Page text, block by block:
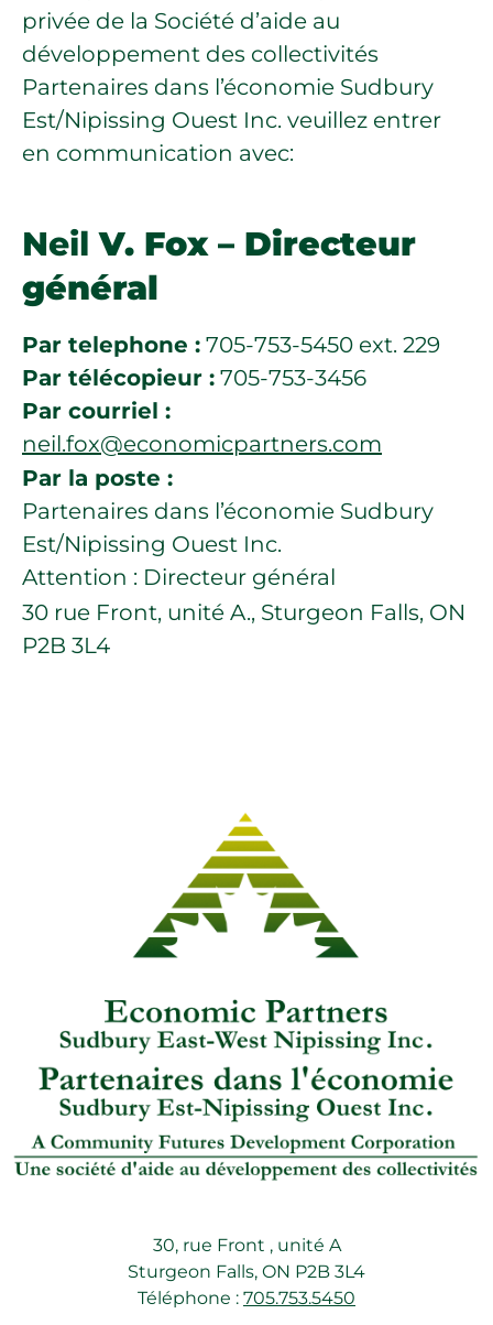
privée de la Société d’aide au
développement des collectivités
Partenaires dans l’économie Sudbury
Est/Nipissing Ouest Inc. veuillez entrer
en communication avec:
Neil V. Fox – Directeur
général
Par telephone : 705-753-5450 ext. 229
Par télécopieur : 705-753-3456
Par courriel :
neil.fox@economicpartners.com
Par la poste :
Partenaires dans l’économie Sudbury
Est/Nipissing Ouest Inc.
Attention : Directeur général
30 rue Front, unité A., Sturgeon Falls, ON
P2B 3L4
30, rue Front , unité A
Sturgeon Falls, ON P2B 3L4
Téléphone : 705.753.5450